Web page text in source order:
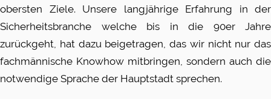
obersten Ziele. Unsere langjährige Erfahrung in der
Sicherheitsbranche welche bis in die 90er Jahre
zurückgeht, hat dazu beigetragen, das wir nicht nur das
fachmännische Knowhow mitbringen, sondern auch die
notwendige Sprache der Hauptstadt sprechen.